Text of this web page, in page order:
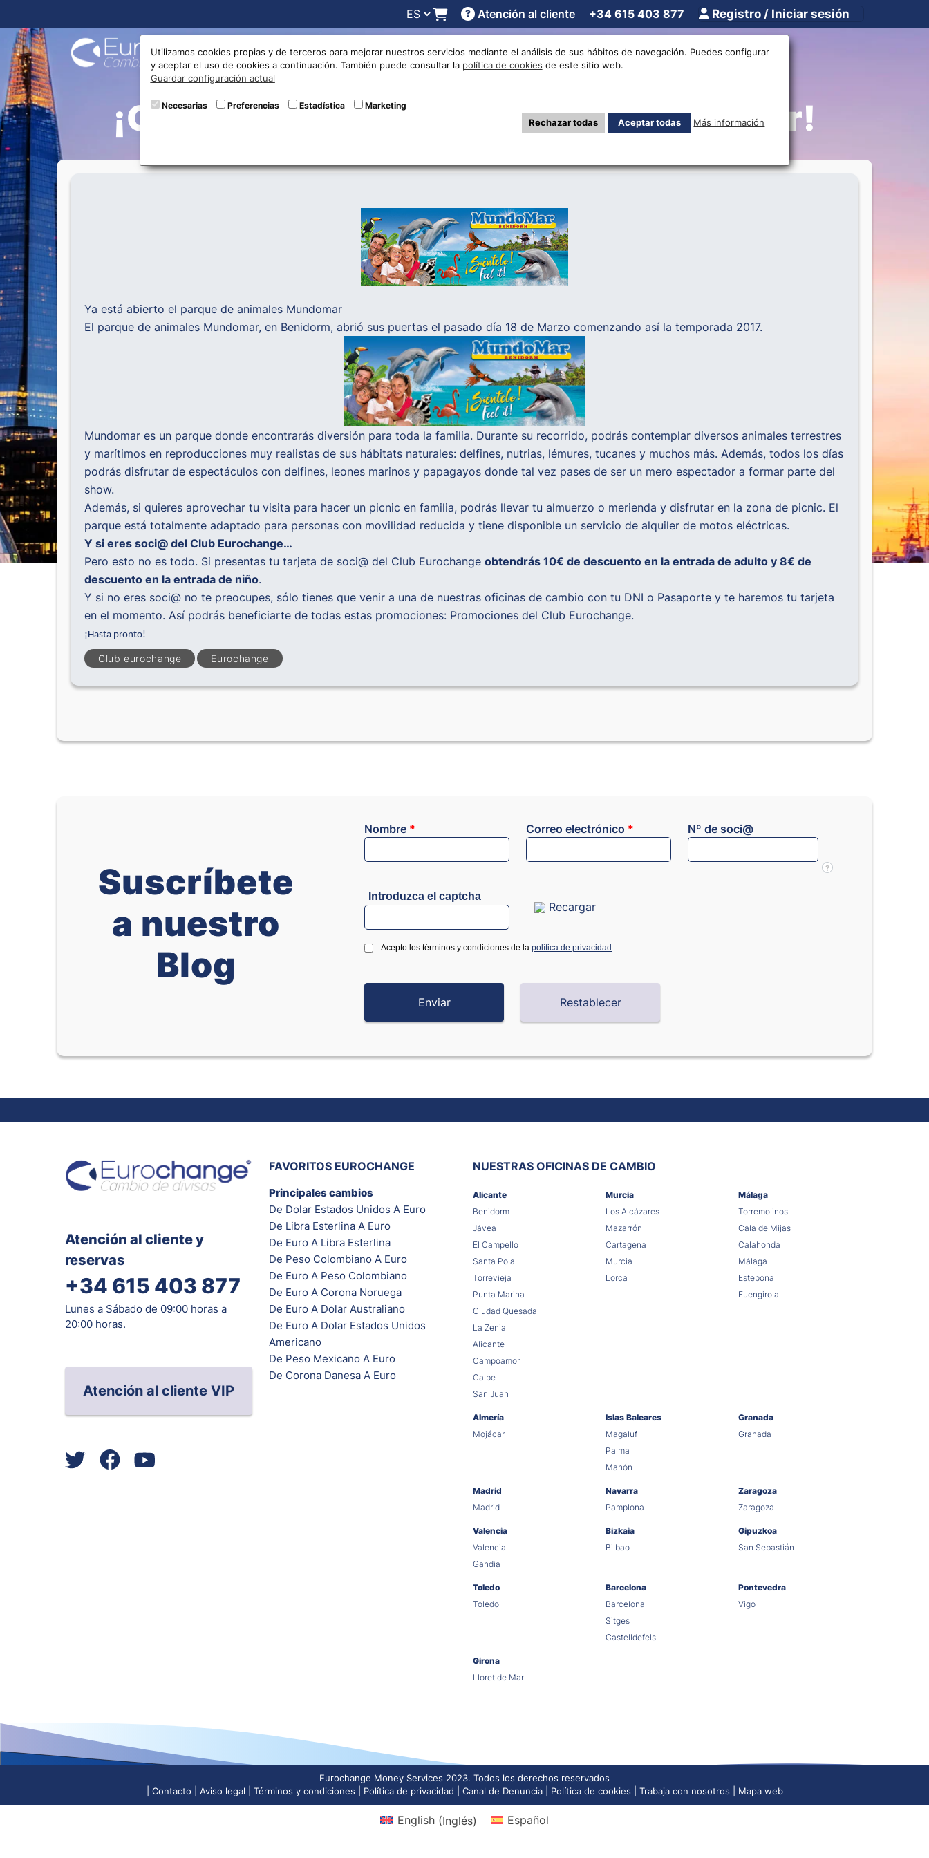
Atención al cliente +34 615 403 877 Registro / Iniciar sesión
Compra online Cotizaciones Localizaciones Trabaja con nosotros Otros
¡Comienza la temporada en Mundomar!
Ya está abierto el parque de animales Mundomar
El parque de animales Mundomar, en Benidorm, abrió sus puertas el pasado día 18 de Marzo comenzando así la temporada 2017.
Mundomar es un parque donde encontrarás diversión para toda la familia. Durante su recorrido, podrás contemplar diversos animales terrestres
y marítimos en reproducciones muy realistas de sus hábitats naturales: delfines, nutrias, lémures, tucanes y muchos más. Además, todos los días
podrás disfrutar de espectáculos con delfines, leones marinos y papagayos donde tal vez pases de ser un mero espectador a formar parte del
show.
Además, si quieres aprovechar tu visita para hacer un picnic en familia, podrás llevar tu almuerzo o merienda y disfrutar en la zona de picnic. El
parque está totalmente adaptado para personas con movilidad reducida y tiene disponible un servicio de alquiler de motos eléctricas.
Y si eres soci@ del Club Eurochange…
Pero esto no es todo. Si presentas tu tarjeta de soci@ del Club Eurochange obtendrás 10€ de descuento en la entrada de adulto y 8€ de
descuento en la entrada de niño.
Y si no eres soci@ no te preocupes, sólo tienes que venir a una de nuestras oficinas de cambio con tu DNI o Pasaporte y te haremos tu tarjeta
en el momento. Así podrás beneficiarte de todas estas promociones: Promociones del Club Eurochange.
¡Hasta pronto!
Club eurochange Eurochange
Suscríbete
a nuestro
Blog
Nombre * Correo electrónico * Nº de soci@
?
Introduzca el captcha
Recargar
Acepto los términos y condiciones de la política de privacidad
Atención al cliente y
reservas
+34 615 403 877
Lunes a Sábado de 09:00 horas a
20:00 horas.
Atención al cliente VIP
FAVORITOS EUROCHANGE
Principales cambios
De Dolar Estados Unidos A Euro
De Libra Esterlina A Euro
De Euro A Libra Esterlina
De Peso Colombiano A Euro
De Euro A Peso Colombiano
De Euro A Corona Noruega
De Euro A Dolar Australiano
De Euro A Dolar Estados Unidos
Americano
De Peso Mexicano A Euro
De Corona Danesa A Euro
NUESTRAS OFICINAS DE CAMBIO
Alicante
Benidorm
Jávea
El Campello
Santa Pola
Torrevieja
Punta Marina
Ciudad Quesada
La Zenia
Alicante
Campoamor
Calpe
San Juan
Murcia
Los Alcázares
Mazarrón
Cartagena
Murcia
Lorca
Málaga
Torremolinos
Cala de Mijas
Calahonda
Málaga
Estepona
Fuengirola
Almería
Mojácar
Islas Baleares
Magaluf
Palma
Mahón
Granada
Granada
Madrid
Madrid
Navarra
Pamplona
Zaragoza
Zaragoza
Valencia
Valencia
Gandia
Bizkaia
Bilbao
Gipuzkoa
San Sebastián
Toledo
Toledo
Barcelona
Barcelona
Sitges
Castelldefels
Pontevedra
Vigo
Girona
Lloret de Mar
Eurochange Money Services 2023. Todos los derechos reservados
Contacto
Aviso legal Términos y condiciones Política de privacidad Canal de Denuncia Política de cookies Trabaja con nosotros Mapa web
Utilizamos cookies propias y de terceros para mejorar nuestros servicios mediante el análisis de sus hábitos de navegación. Puedes configurar
y aceptar el uso de cookies a continuación. También puede consultar la política de cookies de este sitio web.
Guardar configuración actual
Necesarias Preferencias Estadística Marketing
Rechazar todas Aceptar todas Más información
English(Inglés) Español